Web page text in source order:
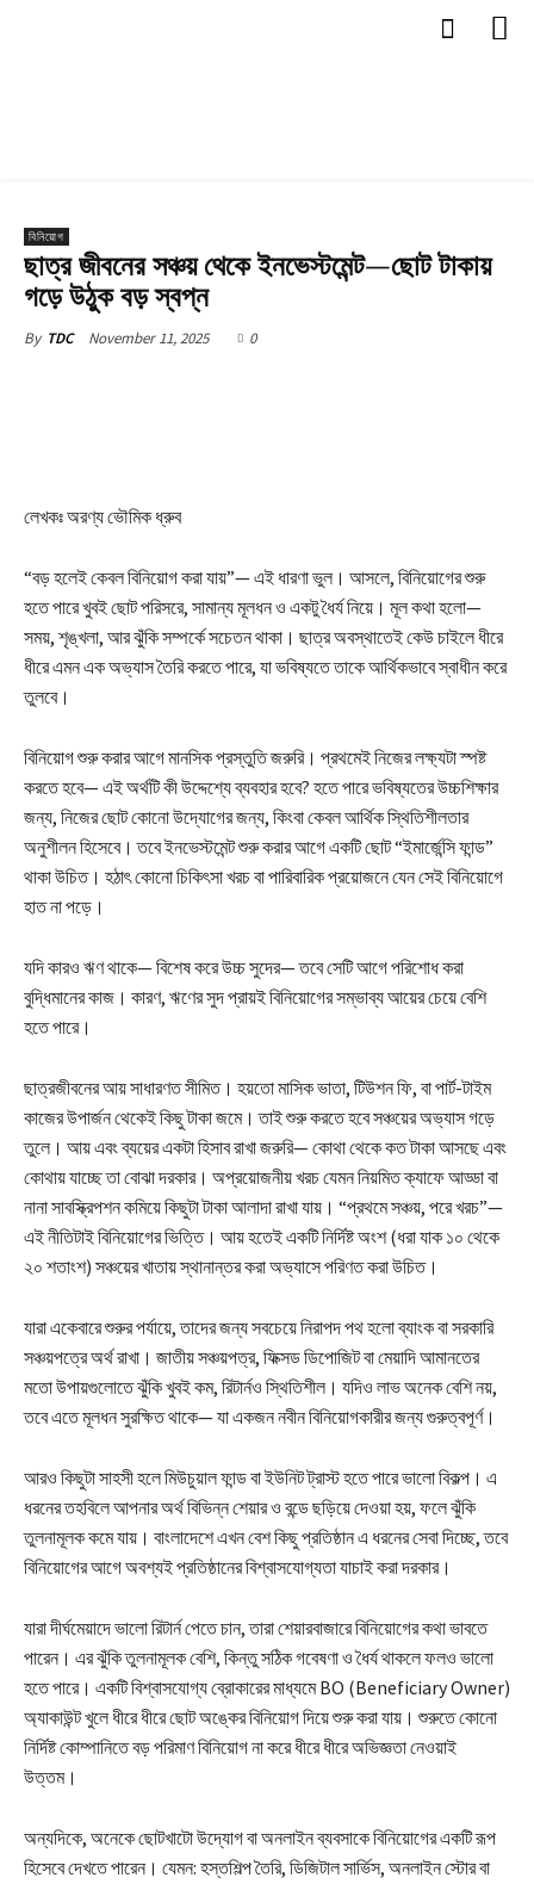
বিনিয়োগ
ছাত্র জীবনের সঞ্চয় থেকে ইনভেস্টমেন্ট—ছোট টাকায়
গড়ে উঠুক বড় স্বপ্ন
By TDC November 11, 2025 0
লেখকঃ অরণ্য ভৌমিক ধ্রুব
“বড় হলেই কেবল বিনিয়োগ করা যায়”— এই ধারণা ভুল। আসলে, বিনিয়োগের শুরু
হতে পারে খুবই ছোট পরিসরে, সামান্য মূলধন ও একটু ধৈর্য নিয়ে। মূল কথা হলো—
সময়, শৃঙ্খলা, আর ঝুঁকি সম্পর্কে সচেতন থাকা। ছাত্র অবস্থাতেই কেউ চাইলে ধীরে
ধীরে এমন এক অভ্যাস তৈরি করতে পারে, যা ভবিষ্যতে তাকে আর্থিকভাবে স্বাধীন করে
তুলবে।
বিনিয়োগ শুরু করার আগে মানসিক প্রস্তুতি জরুরি। প্রথমেই নিজের লক্ষ্যটা স্পষ্ট
করতে হবে— এই অর্থটি কী উদ্দেশ্যে ব্যবহার হবে? হতে পারে ভবিষ্যতের উচ্চশিক্ষার
জন্য, নিজের ছোট কোনো উদ্যোগের জন্য, কিংবা কেবল আর্থিক স্থিতিশীলতার
অনুশীলন হিসেবে। তবে ইনভেস্টমেন্ট শুরু করার আগে একটি ছোট “ইমার্জেন্সি ফান্ড”
থাকা উচিত। হঠাৎ কোনো চিকিৎসা খরচ বা পারিবারিক প্রয়োজনে যেন সেই বিনিয়োগে
হাত না পড়ে।
যদি কারও ঋণ থাকে— বিশেষ করে উচ্চ সুদের— তবে সেটি আগে পরিশোধ করা
বুদ্ধিমানের কাজ। কারণ, ঋণের সুদ প্রায়ই বিনিয়োগের সম্ভাব্য আয়ের চেয়ে বেশি
হতে পারে।
ছাত্রজীবনের আয় সাধারণত সীমিত। হয়তো মাসিক ভাতা, টিউশন ফি, বা পার্ট-টাইম
কাজের উপার্জন থেকেই কিছু টাকা জমে। তাই শুরু করতে হবে সঞ্চয়ের অভ্যাস গড়ে
তুলে। আয় এবং ব্যয়ের একটা হিসাব রাখা জরুরি— কোথা থেকে কত টাকা আসছে এবং
কোথায় যাচ্ছে তা বোঝা দরকার। অপ্রয়োজনীয় খরচ যেমন নিয়মিত ক্যাফে আড্ডা বা
নানা সাবস্ক্রিপশন কমিয়ে কিছুটা টাকা আলাদা রাখা যায়। “প্রথমে সঞ্চয়, পরে খরচ”—
এই নীতিটাই বিনিয়োগের ভিত্তি। আয় হতেই একটি নির্দিষ্ট অংশ (ধরা যাক ১০ থেকে
২০ শতাংশ) সঞ্চয়ের খাতায় স্থানান্তর করা অভ্যাসে পরিণত করা উচিত।
যারা একেবারে শুরুর পর্যায়ে, তাদের জন্য সবচেয়ে নিরাপদ পথ হলো ব্যাংক বা সরকারি
সঞ্চয়পত্রে অর্থ রাখা। জাতীয় সঞ্চয়পত্র, ফিক্সড ডিপোজিট বা মেয়াদি আমানতের
মতো উপায়গুলোতে ঝুঁকি খুবই কম, রিটার্নও স্থিতিশীল। যদিও লাভ অনেক বেশি নয়,
তবে এতে মূলধন সুরক্ষিত থাকে— যা একজন নবীন বিনিয়োগকারীর জন্য গুরুত্বপূর্ণ।
আরও কিছুটা সাহসী হলে মিউচুয়াল ফান্ড বা ইউনিট ট্রাস্ট হতে পারে ভালো বিকল্প। এ
ধরনের তহবিলে আপনার অর্থ বিভিন্ন শেয়ার ও বন্ডে ছড়িয়ে দেওয়া হয়, ফলে ঝুঁকি
তুলনামূলক কমে যায়। বাংলাদেশে এখন বেশ কিছু প্রতিষ্ঠান এ ধরনের সেবা দিচ্ছে, তবে
বিনিয়োগের আগে অবশ্যই প্রতিষ্ঠানের বিশ্বাসযোগ্যতা যাচাই করা দরকার।
যারা দীর্ঘমেয়াদে ভালো রিটার্ন পেতে চান, তারা শেয়ারবাজারে বিনিয়োগের কথা ভাবতে
পারেন। এর ঝুঁকি তুলনামূলক বেশি, কিন্তু সঠিক গবেষণা ও ধৈর্য থাকলে ফলও ভালো
হতে পারে। একটি বিশ্বাসযোগ্য ব্রোকারের মাধ্যমে BO (Beneficiary Owner)
অ্যাকাউন্ট খুলে ধীরে ধীরে ছোট অঙ্কের বিনিয়োগ দিয়ে শুরু করা যায়। শুরুতে কোনো
নির্দিষ্ট কোম্পানিতে বড় পরিমাণ বিনিয়োগ না করে ধীরে ধীরে অভিজ্ঞতা নেওয়াই
উত্তম।
অন্যদিকে, অনেকে ছোটখাটো উদ্যোগ বা অনলাইন ব্যবসাকে বিনিয়োগের একটি রূপ
হিসেবে দেখতে পারেন। যেমন: হস্তশিল্প তৈরি, ডিজিটাল সার্ভিস, অনলাইন স্টোর বা